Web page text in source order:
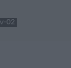
02